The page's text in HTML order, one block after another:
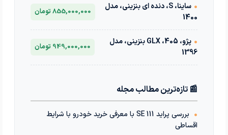
•
ساینا، S، دنده ای بنزینی، مدل
1400
855,000,000 تومان
•
پژو، 405، GLX بنزینی، مدل
1396
949,000,000 تومان
📰 تازه‌ترین مطالب مجله
•
بررسی پراید 111 SE با معرفی خرید خودرو با شرایط
اقساطی